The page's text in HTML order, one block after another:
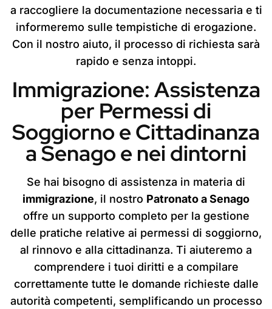
a raccogliere la documentazione necessaria e ti
informeremo sulle tempistiche di erogazione.
Con il nostro aiuto, il processo di richiesta sarà
rapido e senza intoppi.
Immigrazione: Assistenza
per Permessi di
Soggiorno e Cittadinanza
a Senago e nei dintorni
Se hai bisogno di assistenza in materia di
immigrazione, il nostro Patronato a Senago
offre un supporto completo per la gestione
delle pratiche relative ai permessi di soggiorno,
al rinnovo e alla cittadinanza. Ti aiuteremo a
comprendere i tuoi diritti e a compilare
correttamente tutte le domande richieste dalle
autorità competenti, semplificando un processo